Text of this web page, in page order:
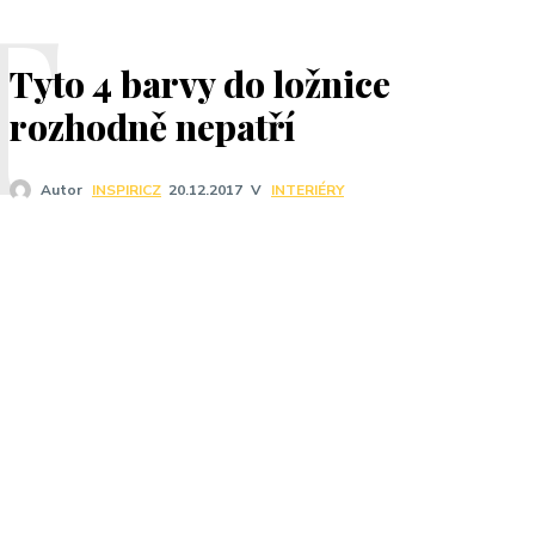
Tyto 4 barvy do ložnice
rozhodně nepatří
Autor INSPIRICZ 20.12.2017 V INTERIÉRY